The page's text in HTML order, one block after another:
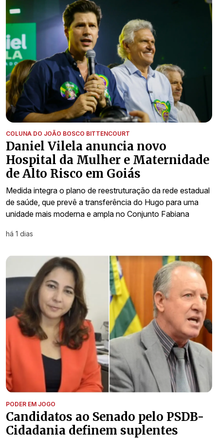
COLUNA DO JOÃO BOSCO BITTENCOURT
Daniel Vilela anuncia novo
Hospital da Mulher e Maternidade
de Alto Risco em Goiás
Medida integra o plano de reestruturação da rede estadual
de saúde, que prevê a transferência do Hugo para uma
unidade mais moderna e ampla no Conjunto Fabiana
há 1 dias
PODER EM JOGO
Candidatos ao Senado pelo PSDB-
Cidadania definem suplentes